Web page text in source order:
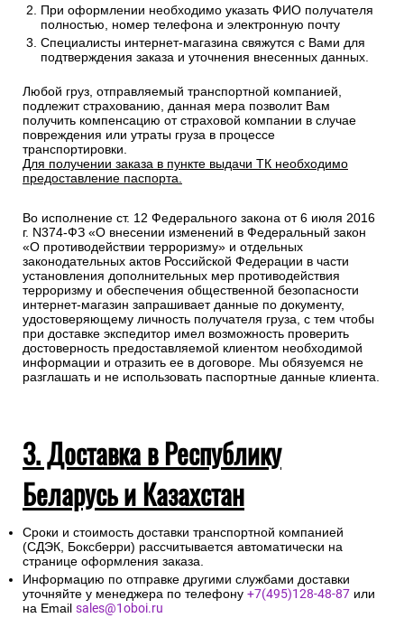
При оформлении необходимо указать ФИО получателя
полностью, номер телефона и электронную почту
Специалисты интернет-магазина свяжутся с Вами для
подтверждения заказа и уточнения внесенных данных.
Любой груз, отправляемый транспортной компанией,
подлежит страхованию, данная мера позволит Вам
получить компенсацию от страховой компании в случае
повреждения или утраты груза в процессе
транспортировки.
Для получении заказа в пункте выдачи ТК необходимо
предоставление паспорта.
Во исполнение ст. 12 Федерального закона от 6 июля 2016
г. N374-ФЗ «О внесении изменений в Федеральный закон
«О противодействии терроризму» и отдельных
законодательных актов Российской Федерации в части
установления дополнительных мер противодействия
терроризму и обеспечения общественной безопасности
интернет-магазин запрашивает данные по документу,
удостоверяющему личность получателя груза, с тем чтобы
при доставке экспедитор имел возможность проверить
достоверность предоставляемой клиентом необходимой
информации и отразить ее в договоре. Мы обязуемся не
разглашать и не использовать паспортные данные клиента.
3. Доставка в Республику
Беларусь и Казахстан
Сроки и стоимость доставки транспортной компанией
(СДЭК, Боксберри) рассчитывается автоматически на
странице оформления заказа.
Информацию по отправке другими службами доставки
уточняйте у менеджера по телефону +7(495)128-48-87 или
на Email sales@1oboi.ru